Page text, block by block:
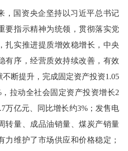
，国资央企坚持以习近平总书记
要指示精神为统领，贯彻落实党
扎实推进提质增效稳增长，中央
有序，经营质效持续改善，有效
断提升，完成固定资产投资1.05
，拉动全社会固定资产投资增长2
万亿元、同比增长约3%；发售电
转量、成品油销量、煤炭产销量
力维护了市场供应和价格稳定；